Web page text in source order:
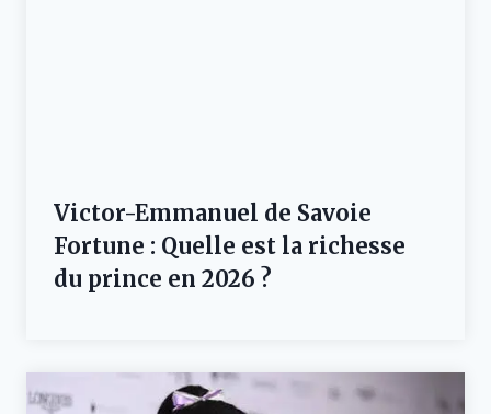
Victor-Emmanuel de Savoie
Fortune : Quelle est la richesse
du prince en 2026 ?